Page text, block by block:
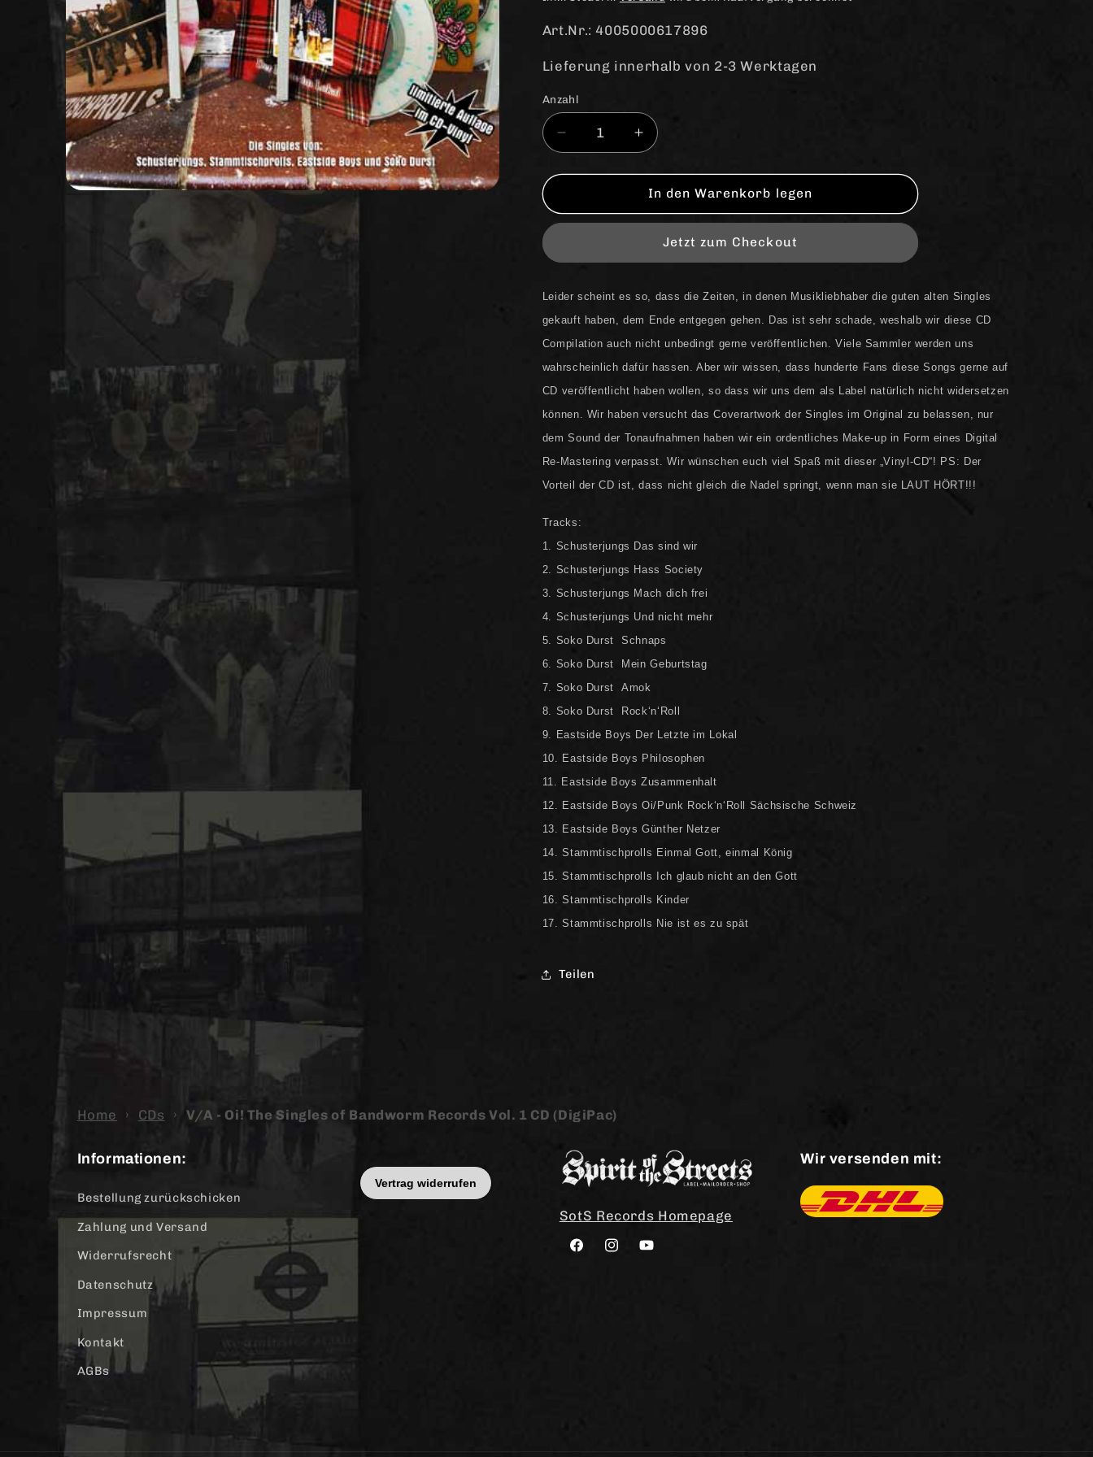
Art.Nr.: 4005000617896
Lieferung innerhalb von 2-3 Werktagen
Anzahl
Anzahl
Verringere
die
Menge
V/A
The
of
Bandworm
Records
Vol.
1
CD
(DigiPac)
Erhöhe
die
Menge
für
V/A
The
of
Bandworm
Records
1
CD
(DigiPac)
In den Warenkorb legen
Jetzt zum Checkout
Leider scheint es so, dass die Zeiten, in denen Musikliebhaber die guten alten Singles
gekauft haben, dem Ende entgegen gehen. Das ist sehr schade, weshalb wir diese CD
Compilation auch nicht unbedingt gerne veröffentlichen. Viele Sammler werden uns
wahrscheinlich dafür hassen. Aber wir wissen, dass hunderte Fans diese Songs gerne auf
CD veröffentlicht haben wollen, so dass wir uns dem als Label natürlich nicht widersetzen
können. Wir haben versucht das Coverartwork der Singles im Original zu belassen, nur
dem Sound der Tonaufnahmen haben wir ein ordentliches Make-up in Form eines Digital
Re-Mastering verpasst. Wir wünschen euch viel Spaß mit dieser „Vinyl-CD“! PS: Der
Vorteil der CD ist, dass nicht gleich die Nadel springt, wenn man sie LAUT HÖRT!!!
Tracks:
1. Schusterjungs Das sind wir
2. Schusterjungs Hass Society
3. Schusterjungs Mach dich frei
4. Schusterjungs Und nicht mehr
5. Soko Durst Schnaps
6. Soko Durst Mein Geburtstag
7. Soko Durst Amok
8. Soko Durst Rock‘n‘Roll
9. Eastside Boys Der Letzte im Lokal
10. Eastside Boys Philosophen
11. Eastside Boys Zusammenhalt
12. Eastside Boys Oi/Punk Rock‘n‘Roll Sächsische Schweiz
13. Eastside Boys Günther Netzer
14. Stammtischprolls Einmal Gott, einmal König
15. Stammtischprolls Ich glaub nicht an den Gott
16. Stammtischprolls Kinder
17. Stammtischprolls Nie ist es zu spät
Teilen
Home › CDs › V/A - Oi! The Singles of Bandworm Records Vol. 1 CD (DigiPac)
Informationen:
Bestellung zurückschicken
Zahlung und Versand
Widerrufsrecht
Datenschutz
Impressum
Kontakt
AGBs
SotS Records Homepage
FacebookInstagramYouTube
Wir versenden mit: